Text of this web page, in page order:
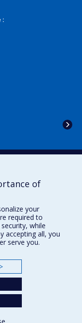
:
of
your
required to
while
accepting all, you
serve you.
>